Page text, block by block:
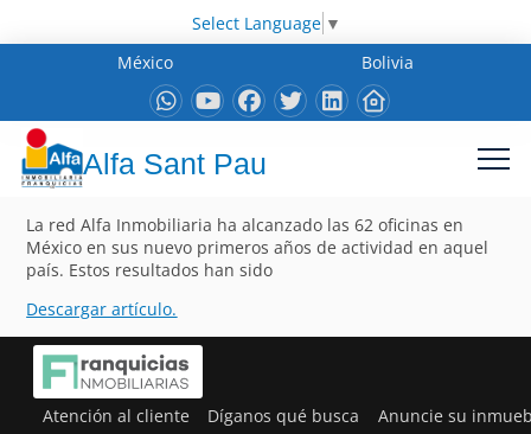
Select Language ▼
México
Bolivia
Alfa Sant Pau
La red Alfa Inmobiliaria ha alcanzado las 62 oficinas en
México en sus nuevo primeros años de actividad en aquel
país. Estos resultados han sido
Descargar artículo.
Atención al cliente Díganos qué busca Anuncie su